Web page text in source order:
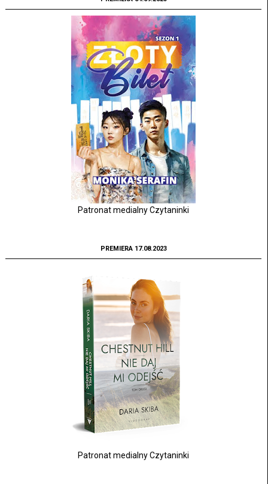
Patronat medialny Czytaninki
PREMIERA 17.08.2023
Patronat medialny Czytaninki